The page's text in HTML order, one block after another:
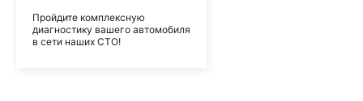
Пройдите комплексную
диагностику вашего автомобиля
в сети наших СТО!